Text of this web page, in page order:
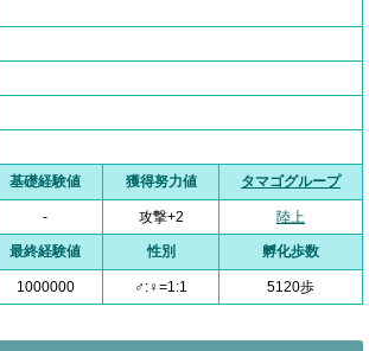
基礎経験値 獲得努力値 タマゴグループ
- 攻撃+2 陸上
最終経験値 性別 孵化歩数
1000000 ♂:♀=1:1 5120歩